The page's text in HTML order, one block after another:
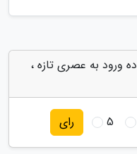
ورود به عصری تازه ،
5 رای